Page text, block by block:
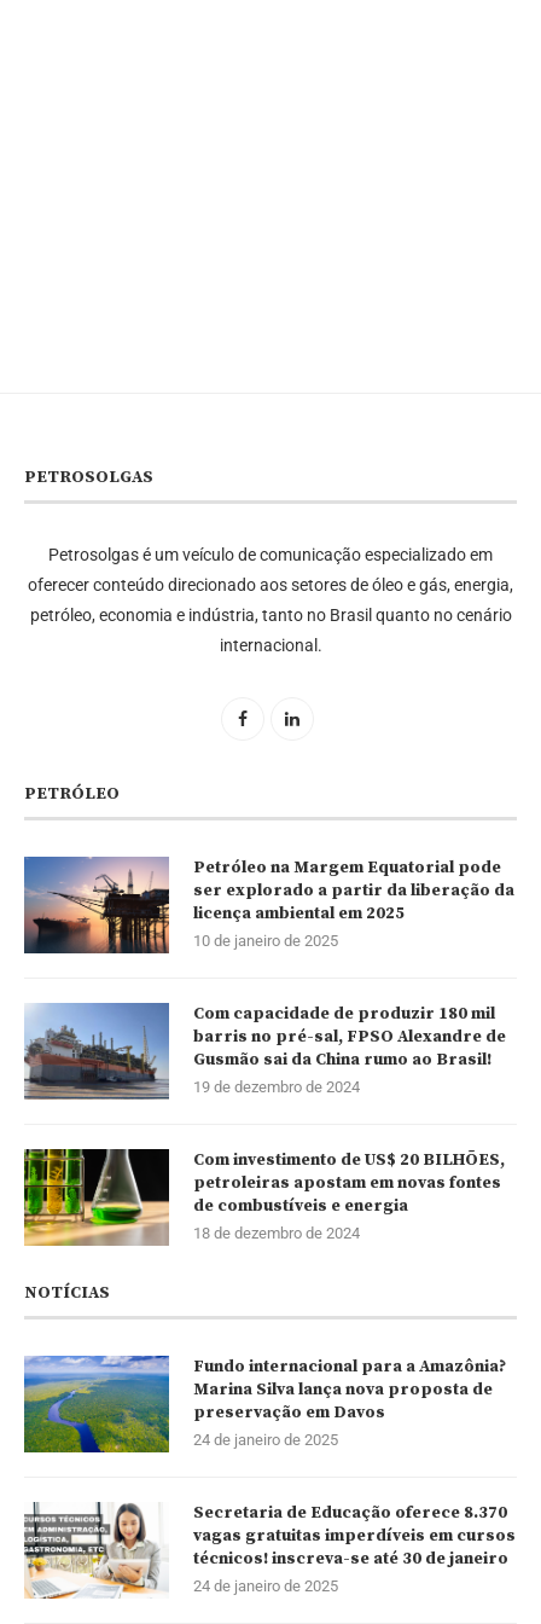
PETROSOLGAS
Petrosolgas é um veículo de comunicação especializado em
oferecer conteúdo direcionado aos setores de óleo e gás, energia,
petróleo, economia e indústria, tanto no Brasil quanto no cenário
internacional.
PETRÓLEO
Petróleo na Margem Equatorial pode
ser explorado a partir da liberação da
licença ambiental em 2025
10 de janeiro de 2025
Com capacidade de produzir 180 mil
barris no pré-sal, FPSO Alexandre de
Gusmão sai da China rumo ao Brasil!
19 de dezembro de 2024
Com investimento de US$ 20 BILHÕES,
petroleiras apostam em novas fontes
de combustíveis e energia
18 de dezembro de 2024
NOTÍCIAS
Fundo internacional para a Amazônia?
Marina Silva lança nova proposta de
preservação em Davos
24 de janeiro de 2025
Secretaria de Educação oferece 8.370
vagas gratuitas imperdíveis em cursos
técnicos! inscreva-se até 30 de janeiro
24 de janeiro de 2025